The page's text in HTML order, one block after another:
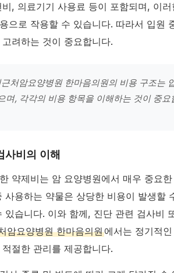
, 의료기기 사용료 등이 포함되며, 이
으로 작용할 수 있습니다. 따라서 입원
려하는 것이 중요합니다.
처암요양병원 한마음의원의 비용 구조는
며, 각각의 비용 항목을 이해하는 것이 중요
사비의 이해
약제비는 암 요양병원에서 매우 중요
사용하는 약물은 상당한 비용이 발생할
있습니다. 이와 함께, 진단 관련 검사비
암요양병원 한마음의원에서는 정기적
절한 관리를 제공합니다.